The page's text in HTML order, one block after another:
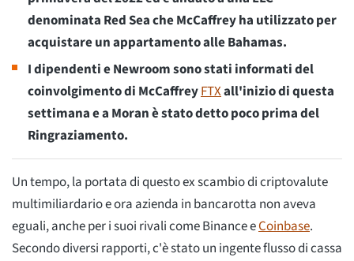
denominata Red Sea che McCaffrey ha utilizzato per
acquistare un appartamento alle Bahamas.
I dipendenti e Newroom sono stati informati del
coinvolgimento di McCaffreyFTXall'inizio di questa
settimana e a Moran è stato detto poco prima del
Ringraziamento.
Un tempo, la portata di questo ex scambio di criptovalute
multimiliardario e ora azienda in bancarotta non aveva
eguali, anche per i suoi rivali come Binance eCoinbase.
Secondo diversi rapporti, c'è stato un ingente flusso di cassa